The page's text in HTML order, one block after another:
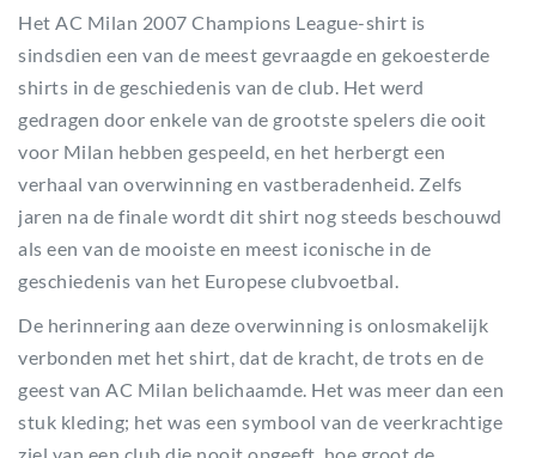
Het AC Milan 2007 Champions League-shirt is
sindsdien een van de meest gevraagde en gekoesterde
shirts in de geschiedenis van de club. Het werd
gedragen door enkele van de grootste spelers die ooit
voor Milan hebben gespeeld, en het herbergt een
verhaal van overwinning en vastberadenheid. Zelfs
jaren na de finale wordt dit shirt nog steeds beschouwd
als een van de mooiste en meest iconische in de
geschiedenis van het Europese clubvoetbal.
De herinnering aan deze overwinning is onlosmakelijk
verbonden met het shirt, dat de kracht, de trots en de
geest van AC Milan belichaamde. Het was meer dan een
stuk kleding; het was een symbool van de veerkrachtige